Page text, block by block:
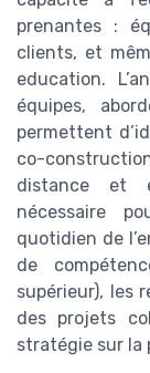
prenantes :
clients, et
education.
équipes,
permettent
co-
distance et
nécessaire
quotidien de
de
supérieur), les
des projets
stratégie sur la